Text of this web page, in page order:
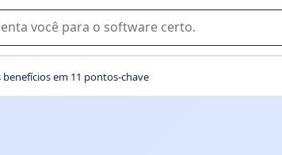
de software SaaS para sua empresa.
benefícios em 11 pontos-chave